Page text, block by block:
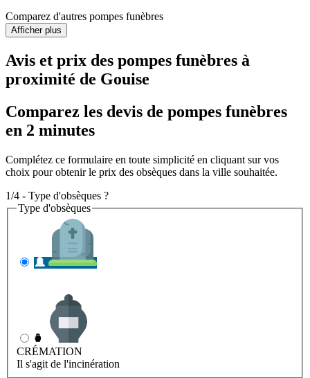
Comparez d'autres pompes funèbres
Afficher plus
Avis et prix des pompes funèbres à
proximité de Gouise
Comparez les devis de pompes funèbres
en 2 minutes
Complétez ce formulaire en toute simplicité en cliquant sur vos
choix pour obtenir le prix des obsèques dans la ville souhaitée.
1/4 - Type d'obsèques ?
Type d'obsèques
CRÉMATION
Il s'agit de l'incinération